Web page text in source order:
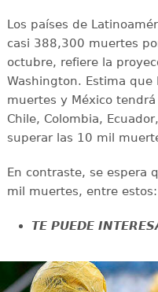
Los países de
casi 388,300 muertes
octubre, refiere la
Washington. Estima
muertes y México
Chile, Colombia,
superar las 10 mil
En contraste, se espera
mil muertes, entre
TE PUEDE